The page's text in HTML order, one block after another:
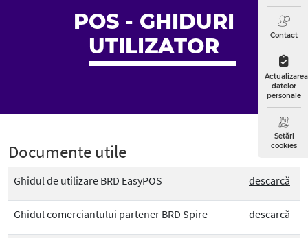
Contact
Actualizarea
datelor
personale
Setări
cookies
POS - GHIDURI
UTILIZATOR
Documente utile
Ghidul de utilizare BRD EasyPOS descarcă
Ghidul comerciantului partener BRD Spire descarcă